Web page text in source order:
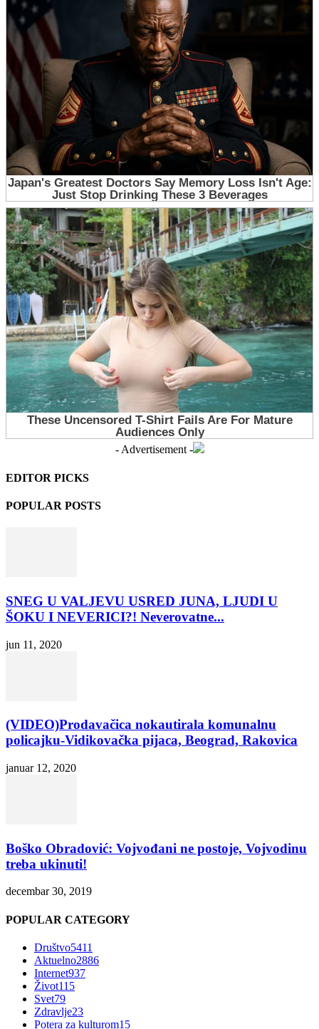
- Advertisement -
EDITOR PICKS
POPULAR POSTS
SNEG U VALJEVU USRED JUNA, LJUDI U
ŠOKU I NEVERICI?! Neverovatne...
jun 11, 2020
(VIDEO)Prodavačica nokautirala komunalnu
policajku-Vidikovačka pijaca, Beograd, Rakovica
januar 12, 2020
Boško Obradović: Vojvođani ne postoje, Vojvodinu
treba ukinuti!
decembar 30, 2019
POPULAR CATEGORY
Društvo5411
Aktuelno2886
Internet937
Život115
Svet79
Zdravlje23
Potera za kulturom15